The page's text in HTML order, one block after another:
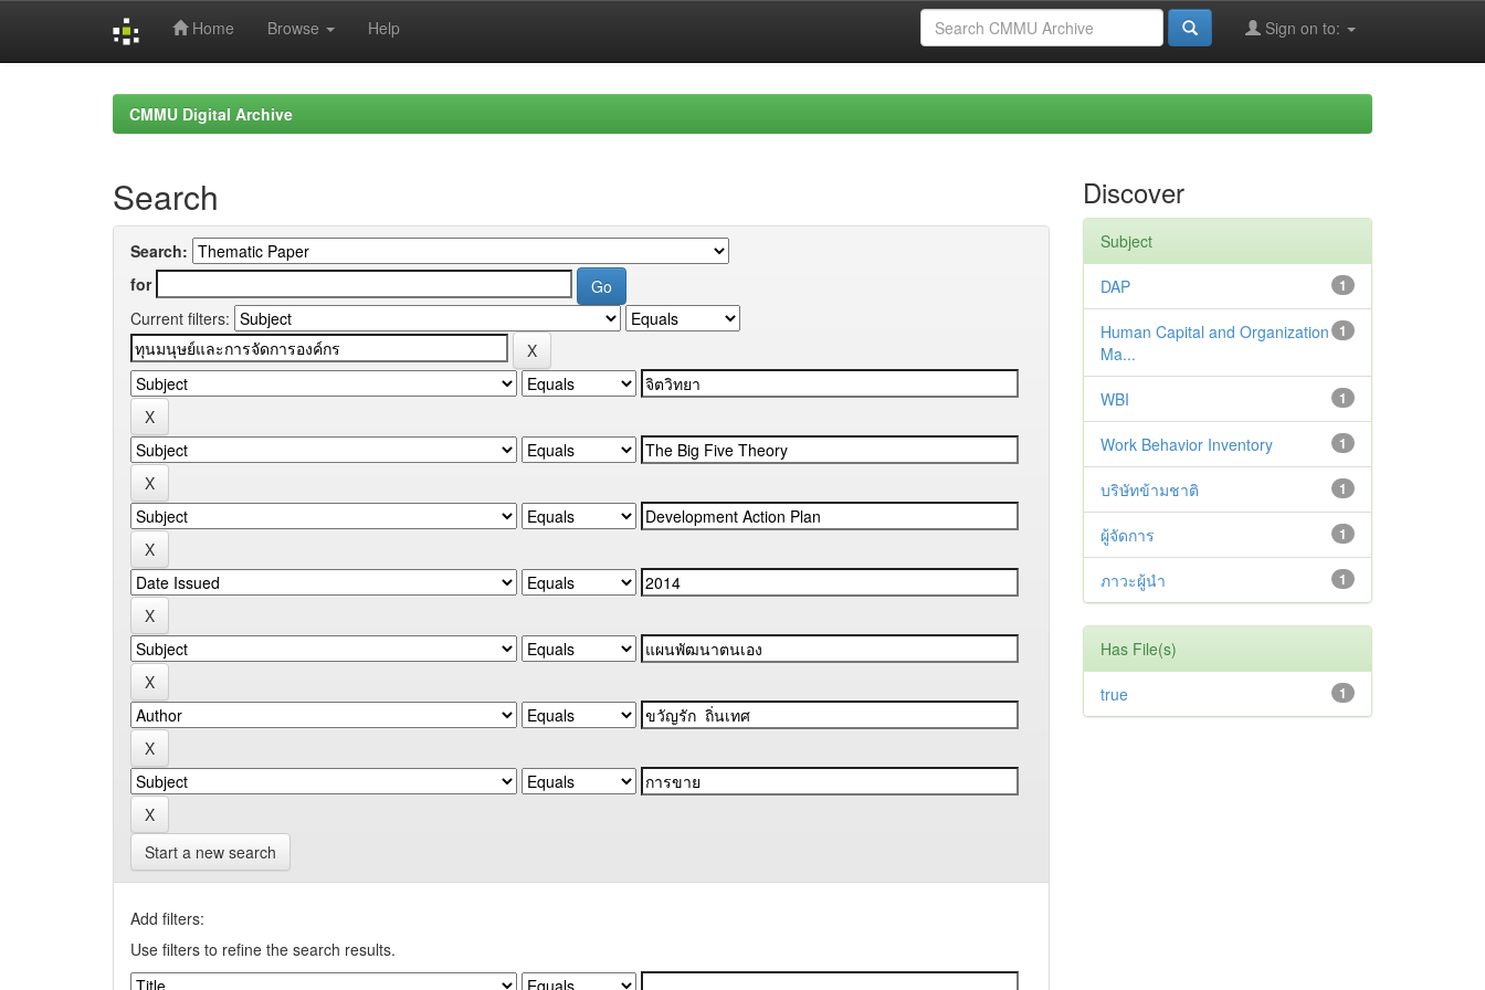
Home Browse Help Sign on to:
CMMU Digital Archive
Search
Search:
for
Current filters:
Start a new search
Add filters:
Use filters to refine the search results.
Discover
Subject
1
DAP
1
Human Capital and Organization
Ma...
1
WBI
1
Work Behavior Inventory
1
บริษัทข้ามชาติ
1
ผู้จัดการ
1
ภาวะผู้นำ
Has File(s)
1
true